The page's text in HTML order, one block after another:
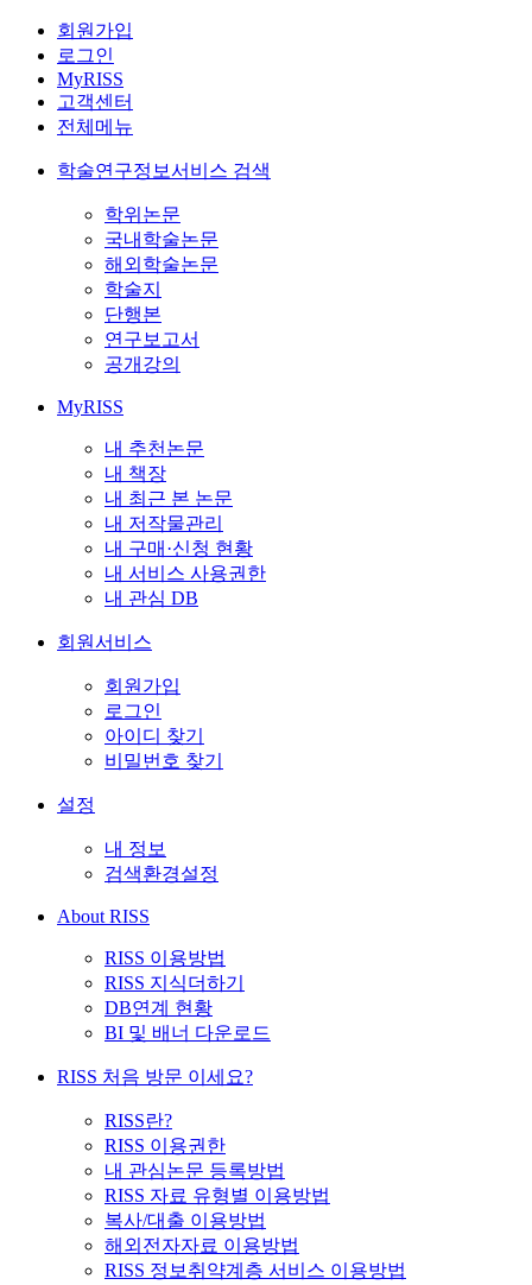
회원가입
로그인
MyRISS
고객센터
전체메뉴
학술연구정보서비스 검색
학위논문
국내학술논문
해외학술논문
학술지
단행본
연구보고서
공개강의
MyRISS
내 추천논문
내 책장
내 최근 본 논문
내 저작물관리
내 구매·신청 현황
내 서비스 사용권한
내 관심 DB
회원서비스
회원가입
로그인
아이디 찾기
비밀번호 찾기
설정
내 정보
검색환경설정
About RISS
RISS 이용방법
RISS 지식더하기
DB연계 현황
BI 및 배너 다운로드
RISS 처음 방문 이세요?
RISS란?
RISS 이용권한
내 관심논문 등록방법
RISS 자료 유형별 이용방법
복사/대출 이용방법
해외전자자료 이용방법
RISS 정보취약계층 서비스 이용방법